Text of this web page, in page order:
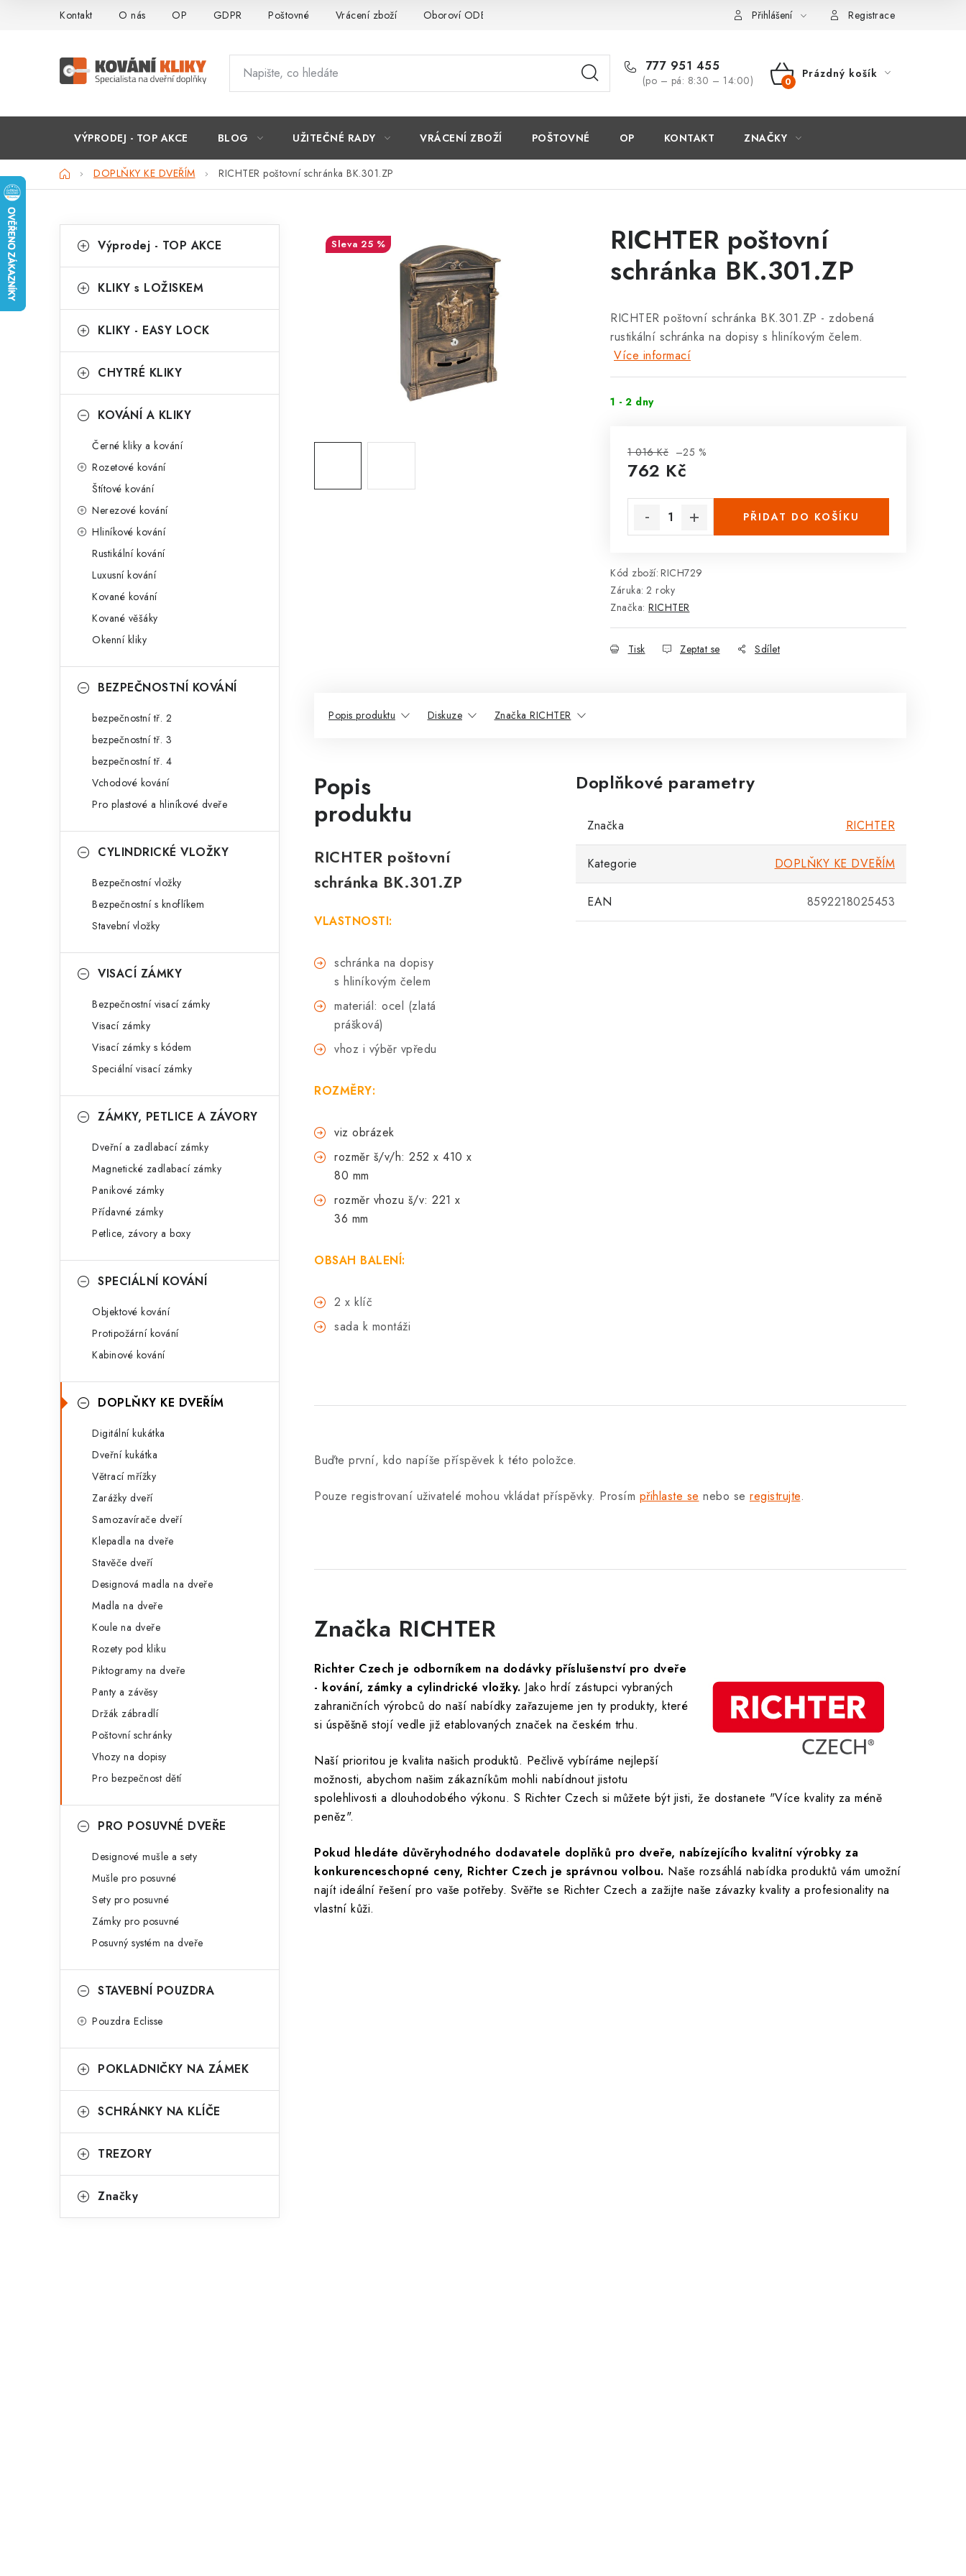
Kontakt O nás OP GDPR Poštovné Vrácení zboží Oboroví ODBORNÍCI Přihlášení Registrace
777 951 455
(po – pá: 8:30 – 14:00)
NÁKUPNÍ
Prázdný košík
VÝPRODEJ - TOP AKCE BLOG UŽITEČNÉ RADY VRÁCENÍ ZBOŽÍ POŠTOVNÉ OP KONTAKT ZNAČKY
DomůDOPLŇKY KE DVEŘÍM RICHTER poštovní schránka BK.301.ZP
o
t
r
n
kategorie
a
e
o
i
Výprodej - TOP AKCE
KLIKY s LOŽISKEM
KLIKY - EASY LOCK
CHYTRÉ KLIKY
KOVÁNÍ A KLIKY
Černé kliky a kování
Rozetové kování
Štítové kování
Nerezové kování
Hliníkové kování
Rustikální kování
Luxusní kování
Kované kování
Kované věšáky
Okenní kliky
BEZPEČNOSTNÍ KOVÁNÍ
bezpečnostní tř. 2
bezpečnostní tř. 3
bezpečnostní tř. 4
Vchodové kování
Pro plastové a hliníkové dveře
CYLINDRICKÉ VLOŽKY
Bezpečnostní vložky
Bezpečnostní s knoflíkem
Stavební vložky
VISACÍ ZÁMKY
Bezpečnostní visací zámky
Visací zámky
Visací zámky s kódem
Speciální visací zámky
ZÁMKY, PETLICE A ZÁVORY
Dveřní a zadlabací zámky
Magnetické zadlabací zámky
Panikové zámky
Přídavné zámky
Petlice, závory a boxy
SPECIÁLNÍ KOVÁNÍ
Objektové kování
Protipožární kování
Kabinové kování
DOPLŇKY KE DVEŘÍM
Digitální kukátka
Dveřní kukátka
Větrací mřížky
Zarážky dveří
Samozavírače dveří
Klepadla na dveře
Stavěče dveří
Designová madla na dveře
Madla na dveře
Koule na dveře
Rozety pod kliku
Piktogramy na dveře
Panty a závěsy
Držák zábradlí
Poštovní schránky
Vhozy na dopisy
Pro bezpečnost dětí
PRO POSUVNÉ DVEŘE
Designové mušle a sety
Mušle pro posuvné
Sety pro posuvné
Zámky pro posuvné
Posuvný systém na dveře
STAVEBNÍ POUZDRA
Pouzdra Eclisse
POKLADNIČKY NA ZÁMEK
SCHRÁNKY NA KLÍČE
TREZORY
Značky
RICHTER poštovní
schránka BK.301.ZP
RICHTER poštovní schránka BK.301.ZP - zdobená
rustikální schránka na dopisy s hliníkovým čelem.
Více informací
1 - 2 dny
1 016 Kč –25 %
762 Kč
PŘIDAT DO KOŠÍKU
Kód zboží: RICH729
Záruka: 2 roky
Značka: RICHTER
Tisk Zeptat se Sdílet
25 %
Popis produktu Diskuze Značka RICHTER
Popis
produktu
RICHTER poštovní
schránka BK.301.ZP
VLASTNOSTI:
schránka na dopisy
s hliníkovým čelem
materiál: ocel (zlatá
prášková)
vhoz i výběr vpředu
ROZMĚRY:
viz obrázek
rozměr š/v/h: 252 x 410 x
80 mm
rozměr vhozu š/v: 221 x
36 mm
OBSAH BALENÍ:
2 x klíč
sada k montáži
Doplňkové parametry
Značka RICHTER
Kategorie DOPLŇKY KE DVEŘÍM
EAN 8592218025453
Buďte první, kdo napíše příspěvek k této položce.
Pouze registrovaní uživatelé mohou vkládat příspěvky. Prosím přihlaste se nebo se registrujte.
Značka RICHTER
Richter Czech je odborníkem na dodávky příslušenství pro dveře
- kování, zámky a cylindrické vložky. Jako hrdí zástupci vybraných
zahraničních výrobců do naší nabídky zařazujeme jen ty produkty, které
si úspěšně stojí vedle již etablovaných značek na českém trhu.
Naší prioritou je kvalita našich produktů. Pečlivě vybíráme nejlepší
možnosti, abychom našim zákazníkům mohli nabídnout jistotu
spolehlivosti a dlouhodobého výkonu. S Richter Czech si můžete být jisti, že dostanete "Více kvality za méně
peněz".
Pokud hledáte důvěryhodného dodavatele doplňků pro dveře, nabízejícího kvalitní výrobky za
konkurenceschopné ceny, Richter Czech je správnou volbou. Naše rozsáhlá nabídka produktů vám umožní
najít ideální řešení pro vaše potřeby. Svěřte se Richter Czech a zažijte naše závazky kvality a profesionality na
vlastní kůži.